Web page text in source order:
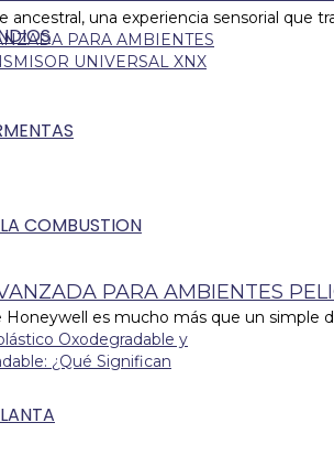
COMBUSTION
ancestral, una experiencia sensorial que
PARA AMBIENTES
Honeywell es mucho más que un simple